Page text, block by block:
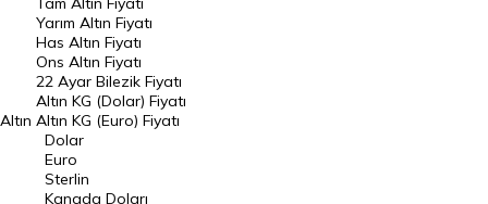
DÖVİZ
Döviz Kuru
Dolar Kuru
Euro Kuru
Pound Kuru
Altın
Yarım Altın Fiyatı
Has Altın Fiyatı
Ons Altın Fiyatı
22 Ayar Bilezik Fiyatı
Altın KG (Dolar) Fiyatı
Altın KG (Euro) Fiyatı
Dolar
Euro
Sterlin
Kanada Doları